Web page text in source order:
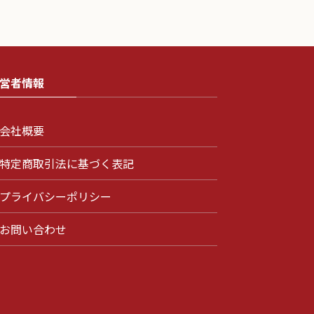
者情報
会社概要
特定商取引法に基づく表記
プライバシーポリシー
お問い合わせ